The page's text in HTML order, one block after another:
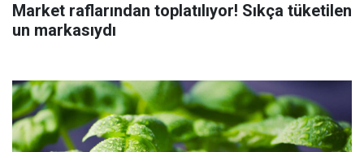
Market raflarından toplatılıyor! Sıkça tüketilen
un markasıydı